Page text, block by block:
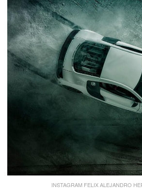
INSTAGRAM FELIX ALEJANDRO